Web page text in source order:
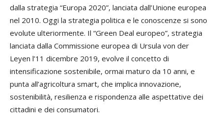
dalla strategia “Europa 2020”, lanciata dall’Unione europea
nel 2010. Oggi la strategia politica e le conoscenze si sono
evolute ulteriormente. Il “Green Deal europeo”, strategia
lanciata dalla Commissione europea di Ursula von der
Leyen l’11 dicembre 2019, evolve il concetto di
intensificazione sostenibile, ormai maturo da 10 anni, e
punta all’agricoltura smart, che implica innovazione,
sostenibilità, resilienza e rispondenza alle aspettative dei
cittadini e dei consumatori.